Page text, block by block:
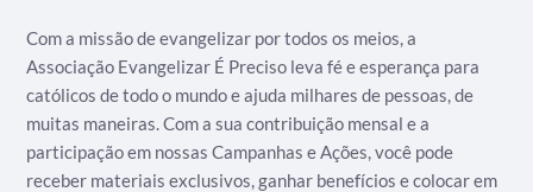
Com a missão de evangelizar por todos os meios, a
Associação Evangelizar É Preciso leva fé e esperança para
católicos de todo o mundo e ajuda milhares de pessoas, de
muitas maneiras. Com a sua contribuição mensal e a
participação em nossas Campanhas e Ações, você pode
receber materiais exclusivos, ganhar benefícios e colocar em